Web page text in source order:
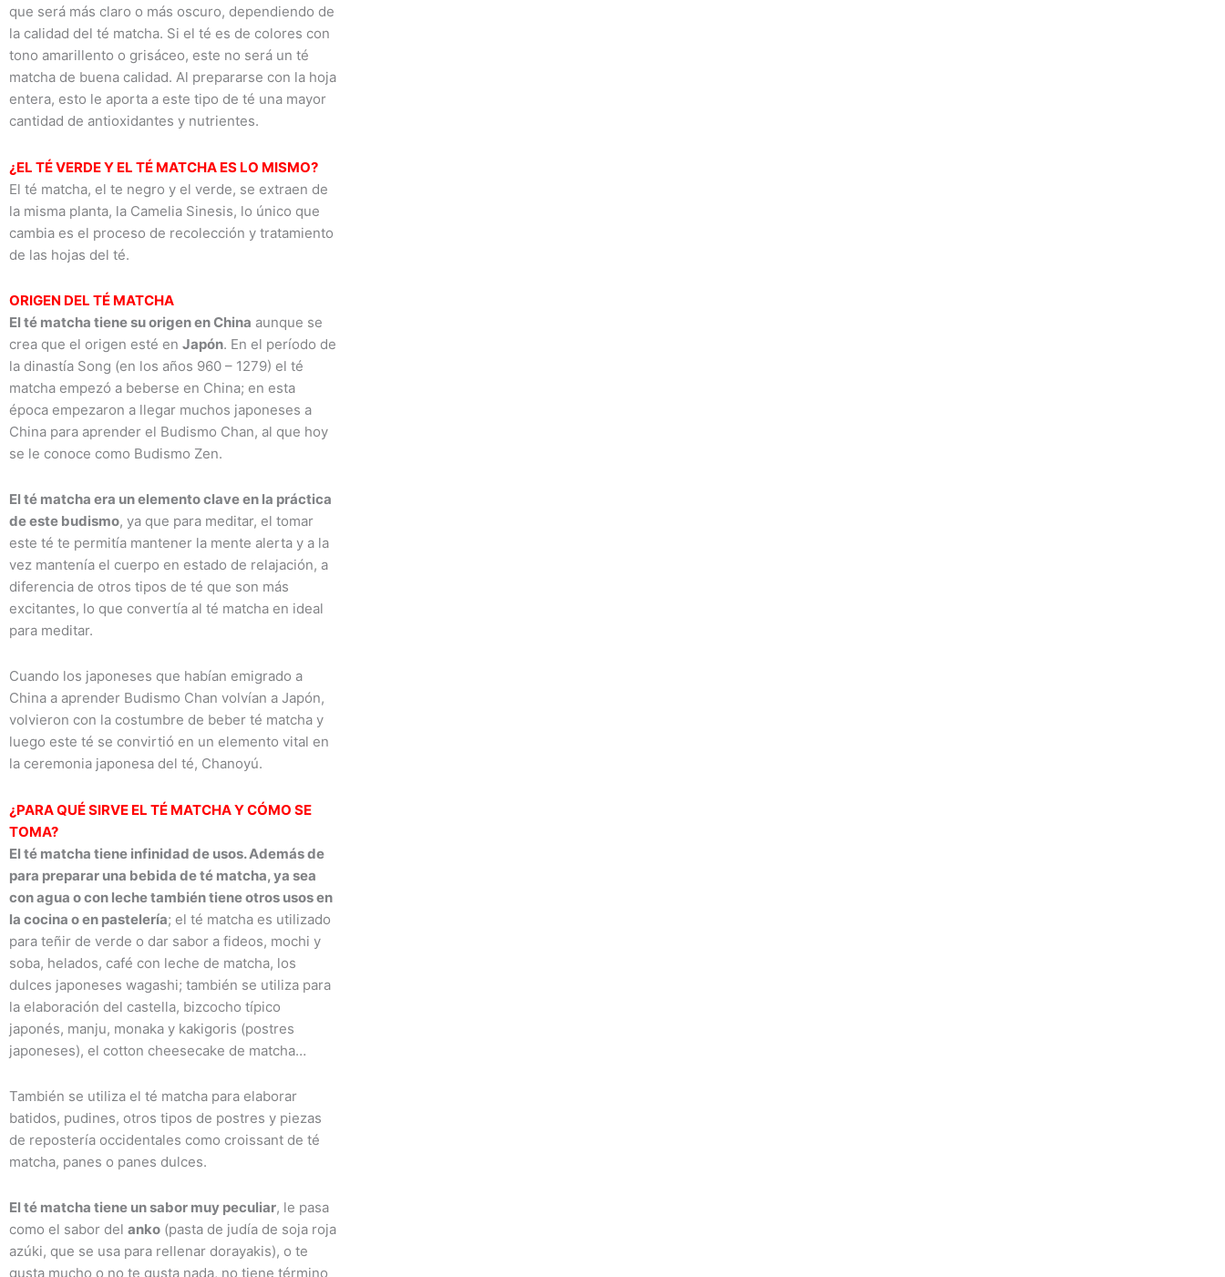
que será más claro o más oscuro, dependiendo de
la calidad del té matcha. Si el té es de colores con
tono amarillento o grisáceo, este no será un té
matcha de buena calidad. Al prepararse con la hoja
entera, esto le aporta a este tipo de té una mayor
cantidad de antioxidantes y nutrientes.
¿EL TÉ VERDE Y EL TÉ MATCHA ES LO MISMO?
El té matcha, el te negro y el verde, se extraen de
la misma planta, la Camelia Sinesis, lo único que
cambia es el proceso de recolección y tratamiento
de las hojas del té.
ORIGEN DEL TÉ MATCHA
El té matcha tiene su origen en China aunque se
crea que el origen esté en Japón. En el período de
la dinastía Song (en los años 960 – 1279) el té
matcha empezó a beberse en China; en esta
época empezaron a llegar muchos japoneses a
China para aprender el Budismo Chan, al que hoy
se le conoce como Budismo Zen.
El té matcha era un elemento clave en la práctica
de este budismo, ya que para meditar, el tomar
este té te permitía mantener la mente alerta y a la
vez mantenía el cuerpo en estado de relajación, a
diferencia de otros tipos de té que son más
excitantes, lo que convertía al té matcha en ideal
para meditar.
Cuando los japoneses que habían emigrado a
China a aprender Budismo Chan volvían a Japón,
volvieron con la costumbre de beber té matcha y
luego este té se convirtió en un elemento vital en
la ceremonia japonesa del té, Chanoyú.
¿PARA QUÉ SIRVE EL TÉ MATCHA Y CÓMO SE
TOMA?
El té matcha tiene infinidad de usos. Además de
para preparar una bebida de té matcha, ya sea
con agua o con leche también tiene otros usos en
la cocina o en pastelería; el té matcha es utilizado
para teñir de verde o dar sabor a fideos, mochi y
soba, helados, café con leche de matcha, los
dulces japoneses wagashi; también se utiliza para
la elaboración del castella, bizcocho típico
japonés, manju, monaka y kakigoris (postres
japoneses), el cotton cheesecake de matcha…
También se utiliza el té matcha para elaborar
batidos, pudines, otros tipos de postres y piezas
de repostería occidentales como croissant de té
matcha, panes o panes dulces.
El té matcha tiene un sabor muy peculiar, le pasa
como el sabor del anko (pasta de judía de soja roja
azúki, que se usa para rellenar dorayakis), o te
gusta mucho o no te gusta nada, no tiene término